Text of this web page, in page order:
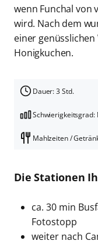
wenn Funchal von
wird. Nach dem
einer
Honigkuchen.
Dauer: 3 Std.
Schwierigkeitsgrad:
Mahlzeiten /
Die Stationen
ca. 30 min
Fotostopp
weiter nach